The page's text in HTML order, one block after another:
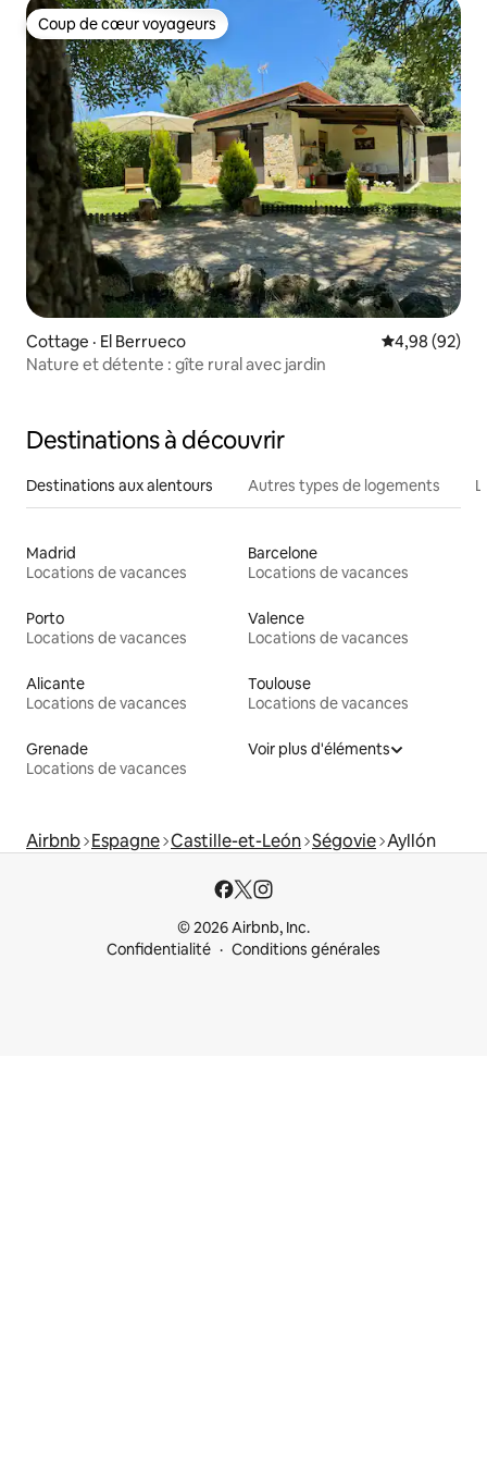
Coup de cœur voyageurs
Coup de cœur voyageurs
Cottage · El Berrueco Note
4,98 (92)
Nature et détente : gîte rural avec jardin
Destinations à découvrir
Destinations aux alentours Autres types de logements
Madrid
Locations de vacances
Barcelone
Locations de vacances
Porto
Locations de vacances
Valence
Locations de vacances
Alicante
Locations de vacances
Toulouse
Locations de vacances
Grenade
Locations de vacances
Voir plus d'éléments
Airbnb Espagne Castille-et-León Ségovie Ayllón
© 2026 Airbnb, Inc.
Confidentialité
Conditions générales